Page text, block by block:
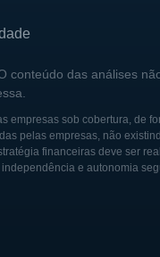
e Lucky
à medida
oferecem uma
prontas evoluiu
refletindo a
conteúdo das análises
sob cobertura, de
pelas empresas, não
financeiras deve ser
e autonomia